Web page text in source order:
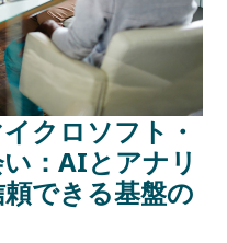
クロソフト・
：AIとアナリ
できる基盤の